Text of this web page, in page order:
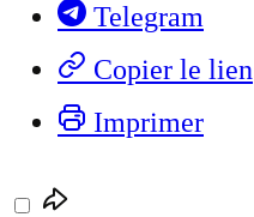
Telegram
Copier le lien
Imprimer